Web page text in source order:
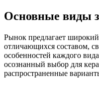
Основные виды
Рынок предлагает
отличающихся составом,
особенностей каждого
осознанный выбор для
распространенные